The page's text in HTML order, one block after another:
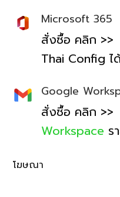
Microsoft 365
สั่งซื้อ คลิก >>
Thai Config ไ
Google
สั่งซื้อ คลิก >>
Workspace ร
โฆษณา